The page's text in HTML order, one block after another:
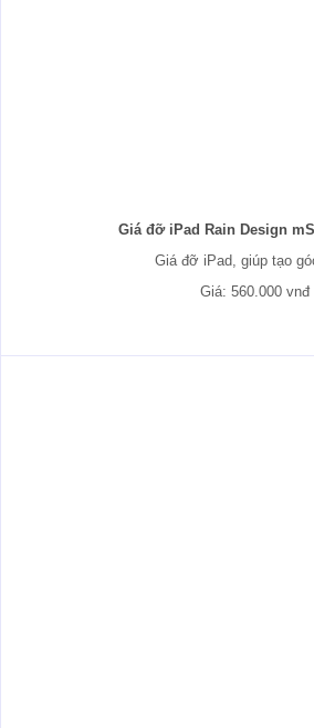
Giá đỡ iPad Rain Design
Giá đỡ iPad, giúp tạo
Giá: 560.000 vnđ